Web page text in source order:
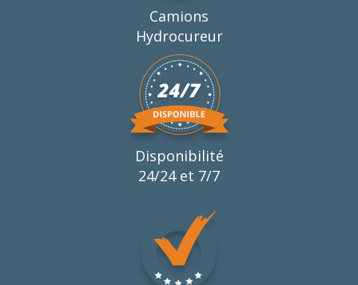
Camions
Hydrocureur
Disponibilité
24/24 et 7/7